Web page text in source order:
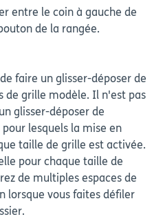
entre le coin à gauche de
de la rangée.
faire un glisser-déposer de
de grille modèle. Il n'est pas
glisser-déposer de
lesquels la mise en
taille de grille est activée.
pour chaque taille de
de multiples espaces de
lorsque vous faites défiler